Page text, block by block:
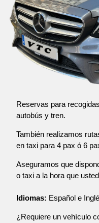
Reservas para
autobús y tren.
También realizamos
en taxi para 4 pax ó 6
Aseguramos que
o taxi a la hora que
Idiomas: Español e
¿Requiere un vehículo